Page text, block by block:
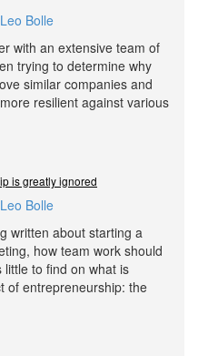
Leo Bolle
with an extensive team of
trying to determine why
similar companies and
resilient against various
is greatly ignored
Leo Bolle
written about starting a
how team work should
little to find on what is
of entrepreneurship: the